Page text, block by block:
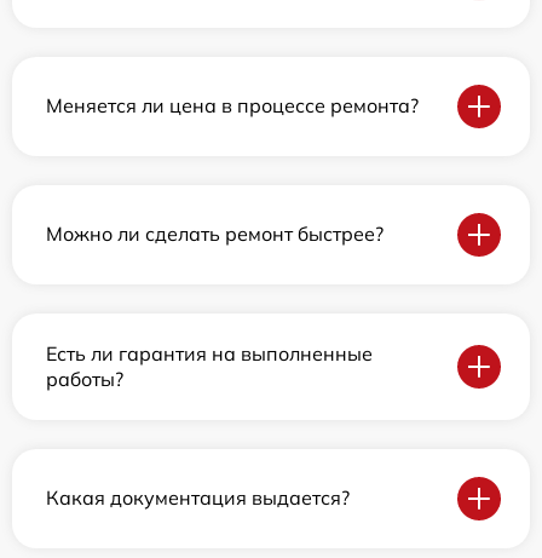
Меняется ли цена в процессе ремонта?
Можно ли сделать ремонт быстрее?
Есть ли гарантия на выполненные
работы?
Какая документация выдается?